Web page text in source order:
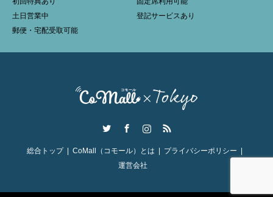
土日営業中
登記サービスあり
郵便・宅配受取可能
RSS
総合トップ CoMall（コモール）とは
プライバシーポリシー
運営会社